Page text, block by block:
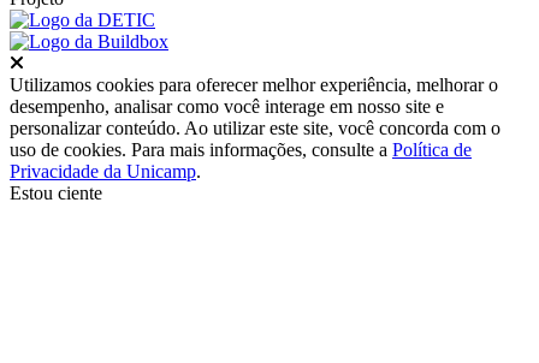
Utilizamos cookies para oferecer melhor experiência, melhorar o
desempenho, analisar como você interage em nosso site e
personalizar conteúdo. Ao utilizar este site, você concorda com o
uso de cookies. Para mais informações, consulte a Política de
Privacidade da Unicamp.
Estou ciente